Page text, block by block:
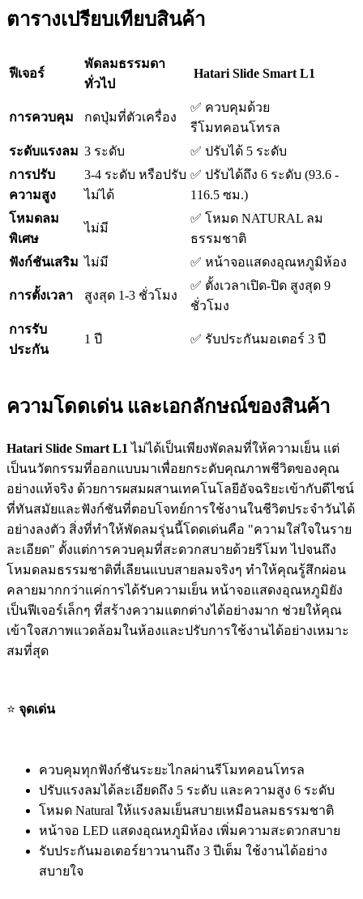
ตารางเปรียบเทียบสินค้า
ฟีเจอร์
พัดลมธรรมดา
ทั่วไป
Hatari Slide Smart L1
การควบคุม กดปุ่มที่ตัวเครื่อง
✅ ควบคุมด้วย
รีโมทคอนโทรล
ระดับแรงลม 3 ระดับ
✅ ปรับได้ 5 ระดับ
การปรับ
ความสูง
3-4 ระดับ หรือปรับ
ไม่ได้
✅ ปรับได้ถึง 6 ระดับ (93.6 -
116.5 ซม.)
โหมดลม
พิเศษ
ไม่มี
✅ โหมด NATURAL ลม
ธรรมชาติ
ฟังก์ชันเสริม ไม่มี ✅ หน้าจอแสดงอุณหภูมิห้อง
การตั้งเวลา สูงสุด 1-3 ชั่วโมง
✅ ตั้งเวลาเปิด-ปิด สูงสุด 9
ชั่วโมง
การรับ
ประกัน
1 ปี ✅ รับประกันมอเตอร์ 3 ปี
ความโดดเด่น และเอกลักษณ์ของสินค้า
Hatari Slide Smart L1 ไม่ได้เป็นเพียงพัดลมที่ให้ความเย็น แต่
เป็นนวัตกรรมที่ออกแบบมาเพื่อยกระดับคุณภาพชีวิตของคุณ
อย่างแท้จริง ด้วยการผสมผสานเทคโนโลยีอัจฉริยะเข้ากับดีไซน์
ที่ทันสมัยและฟังก์ชันที่ตอบโจทย์การใช้งานในชีวิตประจำวันได้
อย่างลงตัว สิ่งที่ทำให้พัดลมรุ่นนี้โดดเด่นคือ "ความใส่ใจในราย
ละเอียด" ตั้งแต่การควบคุมที่สะดวกสบายด้วยรีโมท ไปจนถึง
โหมดลมธรรมชาติที่เลียนแบบสายลมจริงๆ ทำให้คุณรู้สึกผ่อน
คลายมากกว่าแค่การได้รับความเย็น หน้าจอแสดงอุณหภูมิยัง
เป็นฟีเจอร์เล็กๆ ที่สร้างความแตกต่างได้อย่างมาก ช่วยให้คุณ
เข้าใจสภาพแวดล้อมในห้องและปรับการใช้งานได้อย่างเหมาะ
สมที่สุด
⭐ จุดเด่น
ควบคุมทุกฟังก์ชันระยะไกลผ่านรีโมทคอนโทรล
ปรับแรงลมได้ละเอียดถึง 5 ระดับ และความสูง 6 ระดับ
โหมด Natural ให้แรงลมเย็นสบายเหมือนลมธรรมชาติ
หน้าจอ LED แสดงอุณหภูมิห้อง เพิ่มความสะดวกสบาย
รับประกันมอเตอร์ยาวนานถึง 3 ปีเต็ม ใช้งานได้อย่าง
สบายใจ